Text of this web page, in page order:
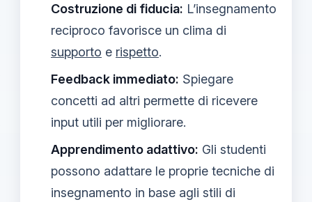
Costruzione di fiducia: L’insegnamento
reciproco favorisce un clima di
supporto e rispetto.
Feedback immediato: Spiegare
concetti ad altri permette di ricevere
input utili per migliorare.
Apprendimento adattivo: Gli studenti
possono adattare le proprie tecniche di
insegnamento in base agli stili di